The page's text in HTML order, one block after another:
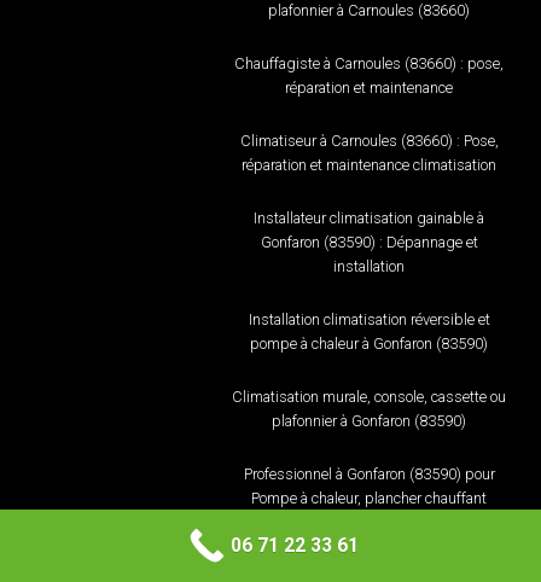
plafonnier à Carnoules (83660)
Chauffagiste à Carnoules (83660) : pose,
réparation et maintenance
Climatiseur à Carnoules (83660) : Pose,
réparation et maintenance climatisation
Installateur climatisation gainable à
Gonfaron (83590) : Dépannage et
installation
Installation climatisation réversible et
pompe à chaleur à Gonfaron (83590)
Climatisation murale, console, cassette ou
plafonnier à Gonfaron (83590)
Professionnel à Gonfaron (83590) pour
Pompe à chaleur, plancher chauffant
Chauffagiste à Gonfaron (83590) : pose,
06 71 22 33 61